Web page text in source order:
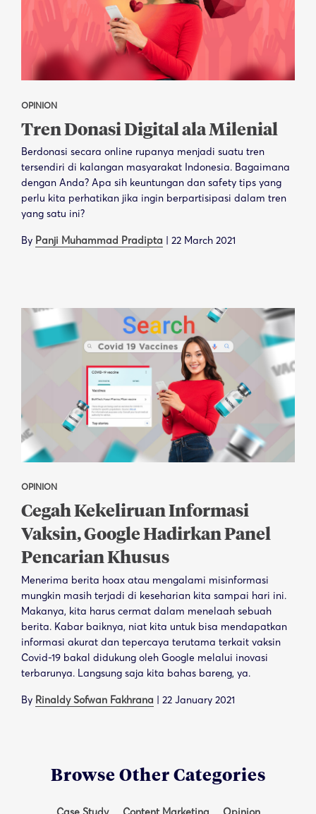
OPINION
Tren Donasi Digital ala Milenial
Berdonasi secara online rupanya menjadi suatu tren
tersendiri di kalangan masyarakat Indonesia. Bagaimana
dengan Anda? Apa sih keuntungan dan safety tips yang
perlu kita perhatikan jika ingin berpartisipasi dalam tren
yang satu ini?
By Panji Muhammad Pradipta | 22 March 2021
OPINION
Cegah Kekeliruan Informasi
Vaksin, Google Hadirkan Panel
Pencarian Khusus
Menerima berita hoax atau mengalami misinformasi
mungkin masih terjadi di keseharian kita sampai hari ini.
Makanya, kita harus cermat dalam menelaah sebuah
berita. Kabar baiknya, niat kita untuk bisa mendapatkan
informasi akurat dan tepercaya terutama terkait vaksin
Covid-19 bakal didukung oleh Google melalui inovasi
terbarunya. Langsung saja kita bahas bareng, ya.
By Rinaldy Sofwan Fakhrana | 22 January 2021
Browse Other Categories